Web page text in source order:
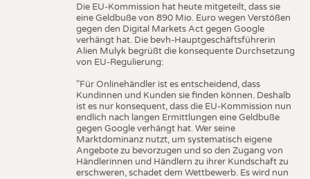
Die EU-Kommission hat heute mitgeteilt, dass sie
eine Geldbuße von 890 Mio. Euro wegen Verstößen
gegen den Digital Markets Act gegen Google
verhängt hat. Die bevh-Hauptgeschäftsführerin
Alien Mulyk begrüßt die konsequente Durchsetzung
von EU-Regulierung:
"Für Onlinehändler ist es entscheidend, dass
Kundinnen und Kunden sie finden können. Deshalb
ist es nur konsequent, dass die EU-Kommission nun
endlich nach langen Ermittlungen eine Geldbuße
gegen Google verhängt hat. Wer seine
Marktdominanz nutzt, um systematisch eigene
Angebote zu bevorzugen und so den Zugang von
Händlerinnen und Händlern zu ihrer Kundschaft zu
erschweren, schadet dem Wettbewerb. Es wird nun